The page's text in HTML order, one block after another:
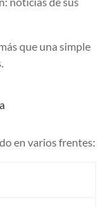
que una simple
en varios frentes: